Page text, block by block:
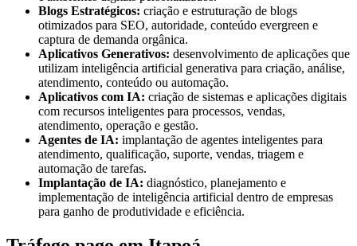
Blogs Estratégicos: criação e estruturação de blogs
otimizados para SEO, autoridade, conteúdo evergreen e
captura de demanda orgânica.
Aplicativos Generativos: desenvolvimento de aplicações que
utilizam inteligência artificial generativa para criação, análise,
atendimento, conteúdo ou automação.
Aplicativos com IA: criação de sistemas e aplicações digitais
com recursos inteligentes para processos, vendas,
atendimento, operação e gestão.
Agentes de IA: implantação de agentes inteligentes para
atendimento, qualificação, suporte, vendas, triagem e
automação de tarefas.
Implantação de IA: diagnóstico, planejamento e
implementação de inteligência artificial dentro de empresas
para ganho de produtividade e eficiência.